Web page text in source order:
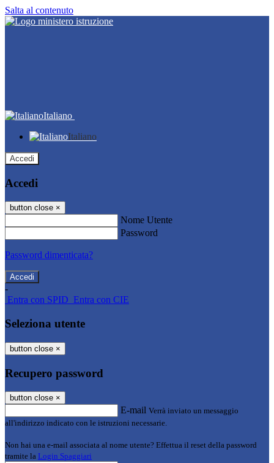
Salta al contenuto
Italiano
Italiano
Accedi
Accedi
button close ×
Nome Utente
Password
Password dimenticata?
-
Entra con SPID Entra con CIE
Seleziona utente
button close ×
Recupero password
button close ×
E-mail Verrà inviato un messaggio
all'indirizzo indicato con le istruzioni necessarie.
Non hai una e-mail associata al nome utente? Effettua il reset della password
tramite la Login Spaggiari